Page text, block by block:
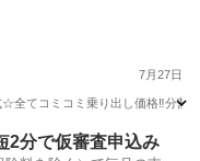
大人気☆ピクシススペ
☆走行中DVD見れます
付き☆フルオートエア
7月27日
全てコミコミ乗り出し価格‼️分
2分で仮審査申込み